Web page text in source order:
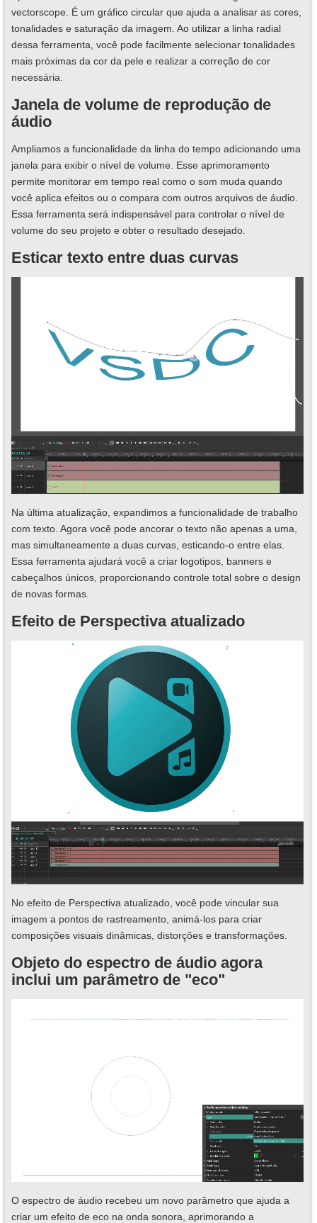
vectorscope. É um gráfico circular que ajuda a analisar as cores,
tonalidades e saturação da imagem. Ao utilizar a linha radial
dessa ferramenta, você pode facilmente selecionar tonalidades
mais próximas da cor da pele e realizar a correção de cor
necessária.
Janela de volume de reprodução de
áudio
Ampliamos a funcionalidade da linha do tempo adicionando uma
janela para exibir o nível de volume. Esse aprimoramento
permite monitorar em tempo real como o som muda quando
você aplica efeitos ou o compara com outros arquivos de áudio.
Essa ferramenta será indispensável para controlar o nível de
volume do seu projeto e obter o resultado desejado.
Esticar texto entre duas curvas
Na última atualização, expandimos a funcionalidade de trabalho
com texto. Agora você pode ancorar o texto não apenas a uma,
mas simultaneamente a duas curvas, esticando-o entre elas.
Essa ferramenta ajudará você a criar logotipos, banners e
cabeçalhos únicos, proporcionando controle total sobre o design
de novas formas.
Efeito de Perspectiva atualizado
No efeito de Perspectiva atualizado, você pode vincular sua
imagem a pontos de rastreamento, animá-los para criar
composições visuais dinâmicas, distorções e transformações.
Objeto do espectro de áudio agora
inclui um parâmetro de "eco"
O espectro de áudio recebeu um novo parâmetro que ajuda a
criar um efeito de eco na onda sonora, aprimorando a